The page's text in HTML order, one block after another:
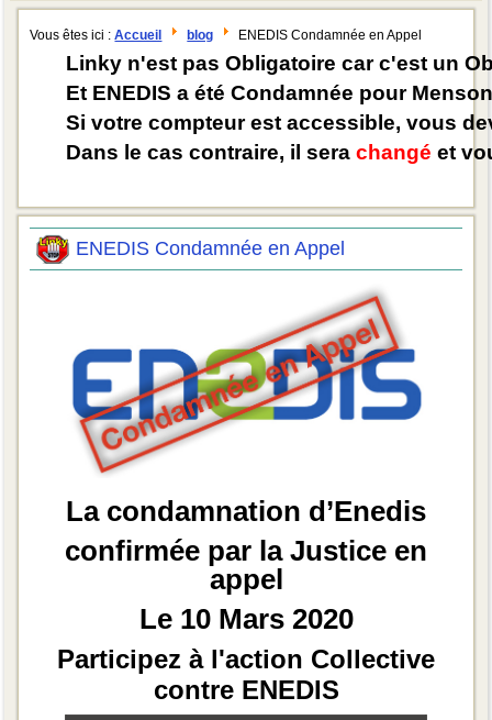
Vous êtes ici :Accueil blog ENEDIS Condamnée en Appel
Linky n'est pas Obligatoire car c'est un
Et ENEDIS a été Condamnée pour
Si votre compteur est accessible, vous
Dans le cas contraire, il serachangé et
ENEDIS Condamnée en Appel
La condamnation d’Enedis
confirmée par la Justice en
appel
Le 10 Mars 2020
Participez à l'action Collective
contre ENEDIS